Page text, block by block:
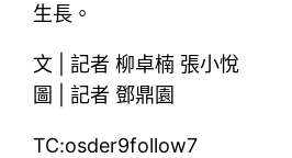
生長。
文 | 記者 柳卓楠 張小悅
圖 | 記者 鄧鼎園
TC:osder9follow7